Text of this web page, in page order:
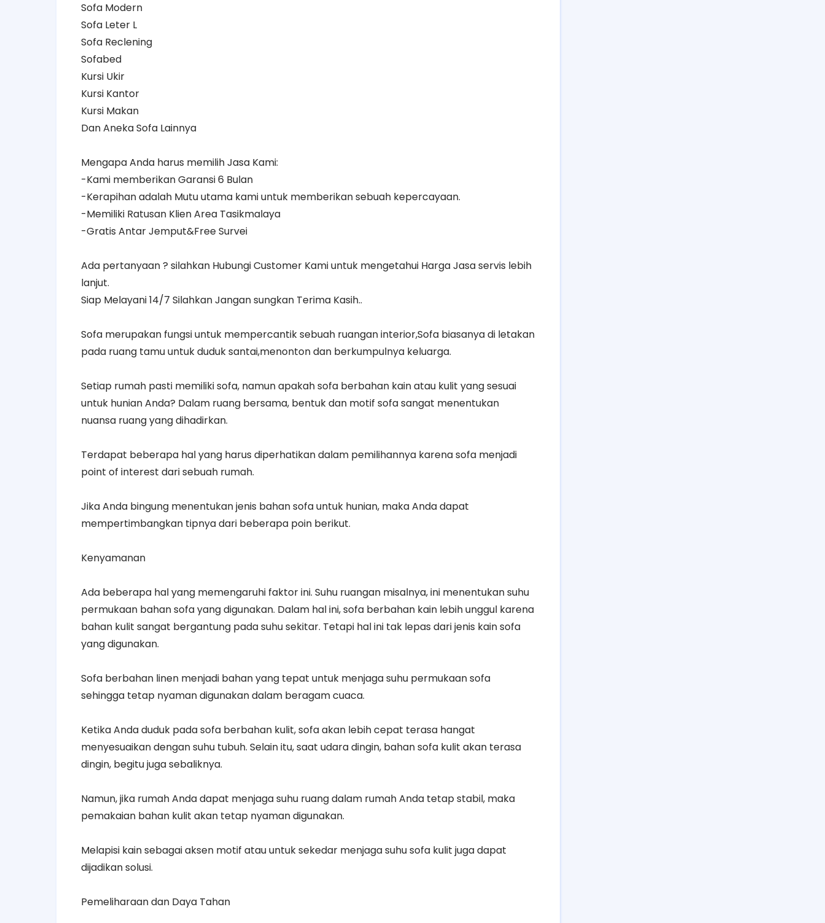
Sofa Modern
Sofa Leter L
Sofa Reclening
Sofabed
Kursi Ukir
Kursi Kantor
Kursi Makan
Dan Aneka Sofa Lainnya
Mengapa Anda harus memilih Jasa Kami:
-Kami memberikan Garansi 6 Bulan
-Kerapihan adalah Mutu utama kami untuk memberikan sebuah kepercayaan.
-Memiliki Ratusan Klien Area Tasikmalaya
-Gratis Antar Jemput&Free Survei
Ada pertanyaan ? silahkan Hubungi Customer Kami untuk mengetahui Harga Jasa servis lebih
lanjut.
Siap Melayani 14/7 Silahkan Jangan sungkan Terima Kasih..
Sofa merupakan fungsi untuk mempercantik sebuah ruangan interior,Sofa biasanya di letakan
pada ruang tamu untuk duduk santai,menonton dan berkumpulnya keluarga.
Setiap rumah pasti memiliki sofa, namun apakah sofa berbahan kain atau kulit yang sesuai
untuk hunian Anda? Dalam ruang bersama, bentuk dan motif sofa sangat menentukan
nuansa ruang yang dihadirkan.
Terdapat beberapa hal yang harus diperhatikan dalam pemilihannya karena sofa menjadi
point of interest dari sebuah rumah.
Jika Anda bingung menentukan jenis bahan sofa untuk hunian, maka Anda dapat
mempertimbangkan tipnya dari beberapa poin berikut.
Kenyamanan
Ada beberapa hal yang memengaruhi faktor ini. Suhu ruangan misalnya, ini menentukan suhu
permukaan bahan sofa yang digunakan. Dalam hal ini, sofa berbahan kain lebih unggul karena
bahan kulit sangat bergantung pada suhu sekitar. Tetapi hal ini tak lepas dari jenis kain sofa
yang digunakan.
Sofa berbahan linen menjadi bahan yang tepat untuk menjaga suhu permukaan sofa
sehingga tetap nyaman digunakan dalam beragam cuaca.
Ketika Anda duduk pada sofa berbahan kulit, sofa akan lebih cepat terasa hangat
menyesuaikan dengan suhu tubuh. Selain itu, saat udara dingin, bahan sofa kulit akan terasa
dingin, begitu juga sebaliknya.
Namun, jika rumah Anda dapat menjaga suhu ruang dalam rumah Anda tetap stabil, maka
pemakaian bahan kulit akan tetap nyaman digunakan.
Melapisi kain sebagai aksen motif atau untuk sekedar menjaga suhu sofa kulit juga dapat
dijadikan solusi.
Pemeliharaan dan Daya Tahan